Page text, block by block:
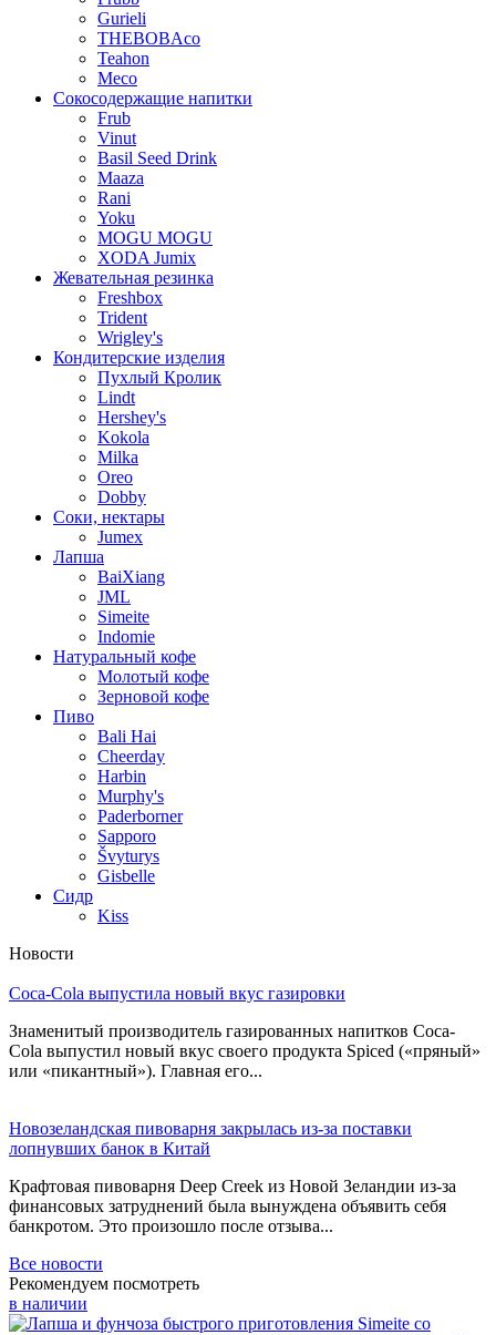
Gurieli
THEBOBAco
Teahon
Meco
Сокосодержащие напитки
Frub
Vinut
Basil Seed Drink
Maaza
Rani
Yoku
MOGU MOGU
XODA Jumix
Жевательная резинка
Freshbox
Trident
Wrigley's
Кондитерские изделия
Пухлый Кролик
Lindt
Hershey's
Kokola
Milka
Oreo
Dobby
Соки, нектары
Jumex
Лапша
BaiXiang
JML
Simeite
Indomie
Натуральный кофе
Молотый кофе
Зерновой кофе
Пиво
Bali Hai
Cheerday
Harbin
Murphy's
Paderborner
Sapporo
Švyturys
Gisbelle
Сидр
Kiss
Новости
Coca-Cola выпустила новый вкус газировки
Знаменитый производитель газированных напитков Coca-
Cola выпустил новый вкус своего продукта Spiced («пряный»
или «пикантный»). Главная его...
Новозеландская пивоварня закрылась из-за поставки
лопнувших банок в Китай
Крафтовая пивоварня Deep Creek из Новой Зеландии из-за
финансовых затруднений была вынуждена объявить себя
банкротом. Это произошло после отзыва...
Все новости
Рекомендуем посмотреть
в наличии